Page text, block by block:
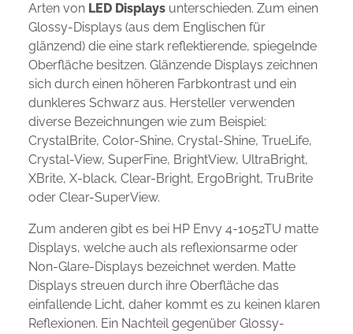
Arten von LED Displays unterschieden. Zum einen
Glossy-Displays (aus dem Englischen für
glänzend) die eine stark reflektierende, spiegelnde
Oberfläche besitzen. Glänzende Displays zeichnen
sich durch einen höheren Farbkontrast und ein
dunkleres Schwarz aus. Hersteller verwenden
diverse Bezeichnungen wie zum Beispiel:
CrystalBrite, Color-Shine, Crystal-Shine, TrueLife,
Crystal-View, SuperFine, BrightView, UltraBright,
XBrite, X-black, Clear-Bright, ErgoBright, TruBrite
oder Clear-SuperView.
Zum anderen gibt es bei HP Envy 4-1052TU matte
Displays, welche auch als reflexionsarme oder
Non-Glare-Displays bezeichnet werden. Matte
Displays streuen durch ihre Oberfläche das
einfallende Licht, daher kommt es zu keinen klaren
Reflexionen. Ein Nachteil gegenüber Glossy-